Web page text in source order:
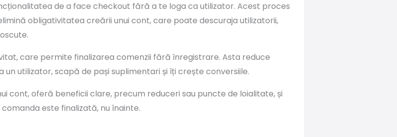
de a face checkout fără a te loga ca utilizator. Acest proces
obligativitatea creării unui cont, care poate descuraja utilizatorii,
care permite finalizarea comenzii fără înregistrare. Asta reduce
utilizator, scapă de pași suplimentari și îți crește conversiile.
cont, oferă beneficii clare, precum reduceri sau puncte de loialitate, și
este finalizată, nu înainte.